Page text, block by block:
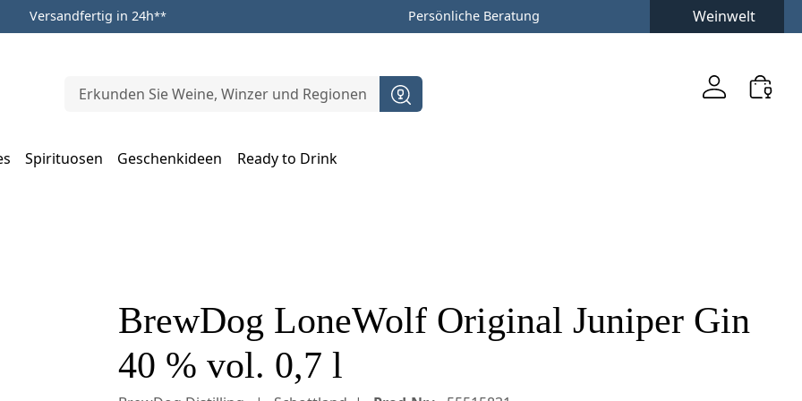
Versandfertig in 24h** Persönliche Beratung Weinwelt
Spirituosen Geschenkideen
Ready to Drink
BrewDog LoneWolf Original Juniper Gin
40 % vol. 0,7 l